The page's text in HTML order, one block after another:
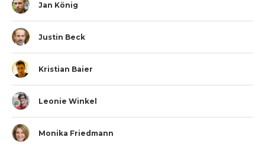
Jan König
Justin Beck
Kristian Baier
Leonie Winkel
Monika Friedmann